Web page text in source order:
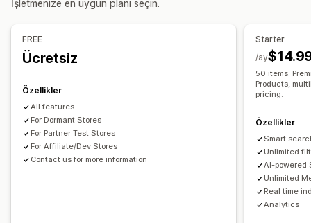
Özelleştirme
Renk ve yazı tipi
Eş anlamlı gruplar Gereksiz sözcükler
Özel sıralama
Sonuçları hariç tutma
Mobil duyarlı
Özel filtreler
Analizler
Yapay zeka analizleri
Gerçek zamanlı analizler Davranış analizleri
İşletmenize en uygun planı seçin.
FREE
Ücretsiz
Özellikler
All features
For Dormant Stores
For Partner Test Stores
For Affiliate/Dev Stores
Contact us for more information
Starter
/ay
50 items.
Products,
pricing.
Özellikler
Smart
Unlimited
AI-powered
Unlimited
Real time
Analytics